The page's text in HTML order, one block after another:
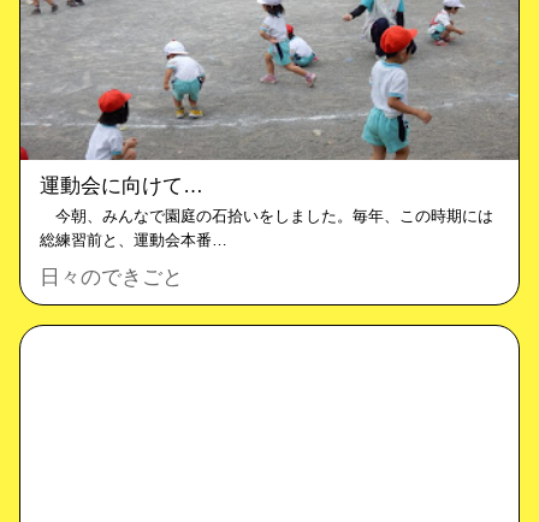
運動会に向けて…
今朝、みんなで園庭の石拾いをしました。毎年、この時期には
総練習前と、運動会本番…
日々のできごと